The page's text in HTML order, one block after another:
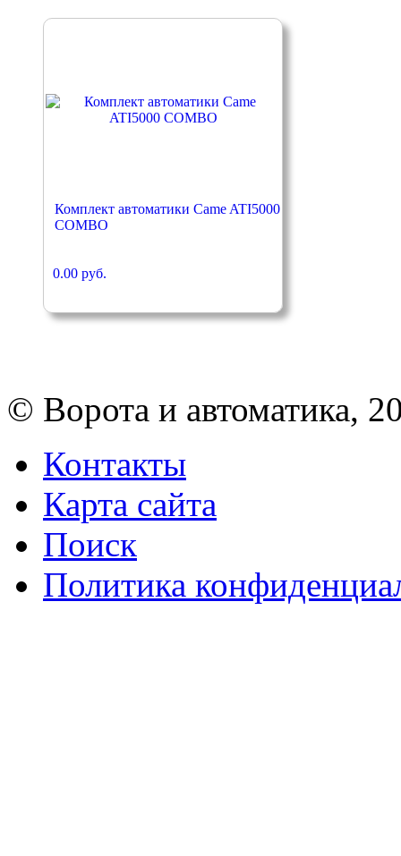
Комплект автоматики Came ATI5000
COMBO
0.00 руб.
© Ворота и автоматика,
Контакты
Карта сайта
Поиск
Политика